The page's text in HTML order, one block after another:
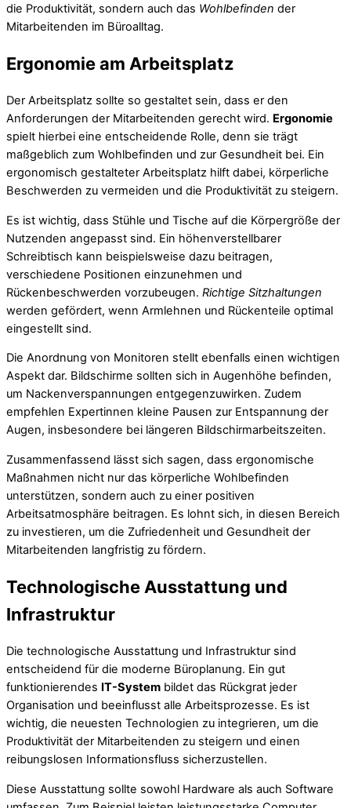
die Produktivität, sondern auch das Wohlbefinden der
Mitarbeitenden im Büroalltag.
Ergonomie am Arbeitsplatz
Der Arbeitsplatz sollte so gestaltet sein, dass er den
Anforderungen der Mitarbeitenden gerecht wird. Ergonomie
spielt hierbei eine entscheidende Rolle, denn sie trägt
maßgeblich zum Wohlbefinden und zur Gesundheit bei. Ein
ergonomisch gestalteter Arbeitsplatz hilft dabei, körperliche
Beschwerden zu vermeiden und die Produktivität zu steigern.
Es ist wichtig, dass Stühle und Tische auf die Körpergröße der
Nutzenden angepasst sind. Ein höhenverstellbarer
Schreibtisch kann beispielsweise dazu beitragen,
verschiedene Positionen einzunehmen und
Rückenbeschwerden vorzubeugen. Richtige Sitzhaltungen
werden gefördert, wenn Armlehnen und Rückenteile optimal
eingestellt sind.
Die Anordnung von Monitoren stellt ebenfalls einen wichtigen
Aspekt dar. Bildschirme sollten sich in Augenhöhe befinden,
um Nackenverspannungen entgegenzuwirken. Zudem
empfehlen Expertinnen kleine Pausen zur Entspannung der
Augen, insbesondere bei längeren Bildschirmarbeitszeiten.
Zusammenfassend lässt sich sagen, dass ergonomische
Maßnahmen nicht nur das körperliche Wohlbefinden
unterstützen, sondern auch zu einer positiven
Arbeitsatmosphäre beitragen. Es lohnt sich, in diesen Bereich
zu investieren, um die Zufriedenheit und Gesundheit der
Mitarbeitenden langfristig zu fördern.
Technologische Ausstattung und
Infrastruktur
Die technologische Ausstattung und Infrastruktur sind
entscheidend für die moderne Büroplanung. Ein gut
funktionierendes IT-System bildet das Rückgrat jeder
Organisation und beeinflusst alle Arbeitsprozesse. Es ist
wichtig, die neuesten Technologien zu integrieren, um die
Produktivität der Mitarbeitenden zu steigern und einen
reibungslosen Informationsfluss sicherzustellen.
Diese Ausstattung sollte sowohl Hardware als auch Software